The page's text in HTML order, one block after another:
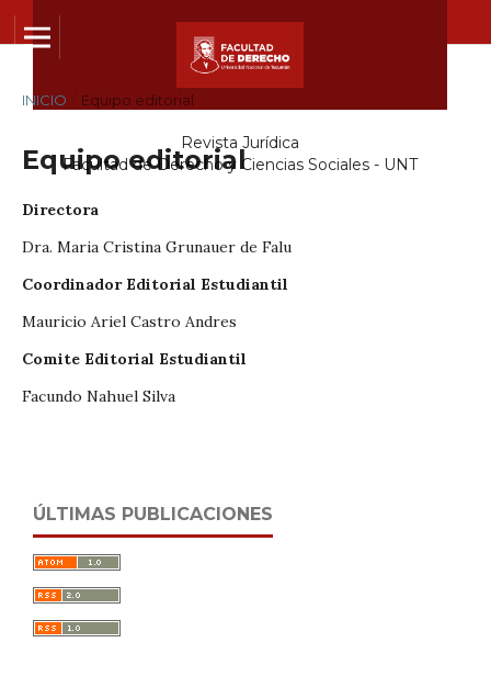
Revista Jurídica
Facultad de Derecho y Ciencias Sociales - UNT
INICIO Equipo editorial
Equipo editorial
Directora
Dra. Maria Cristina Grunauer de Falu
Coordinador Editorial Estudiantil
Mauricio Ariel Castro Andres
Comite Editorial Estudiantil
Facundo Nahuel Silva
ÚLTIMAS PUBLICACIONES